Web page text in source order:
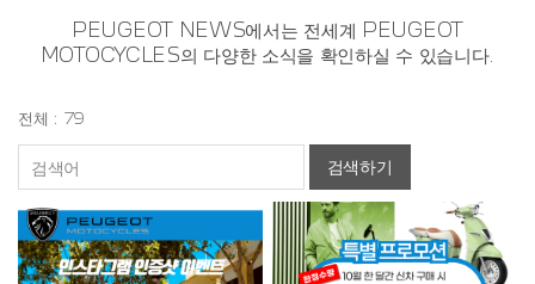
PEUGEOT NEWS에서는 전세계 PEUGEOT
MOTOCYCLES의 다양한 소식을 확인하실 수 있습니다.
전체 : 79
검색하기